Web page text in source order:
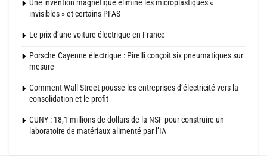
Une invention magnétique élimine les microplastiques «
invisibles » et certains PFAS
Le prix d’une voiture électrique en France
Porsche Cayenne électrique : Pirelli conçoit six pneumatiques sur
mesure
Comment Wall Street pousse les entreprises d’électricité vers la
consolidation et le profit
CUNY : 18,1 millions de dollars de la NSF pour construire un
laboratoire de matériaux alimenté par l’IA